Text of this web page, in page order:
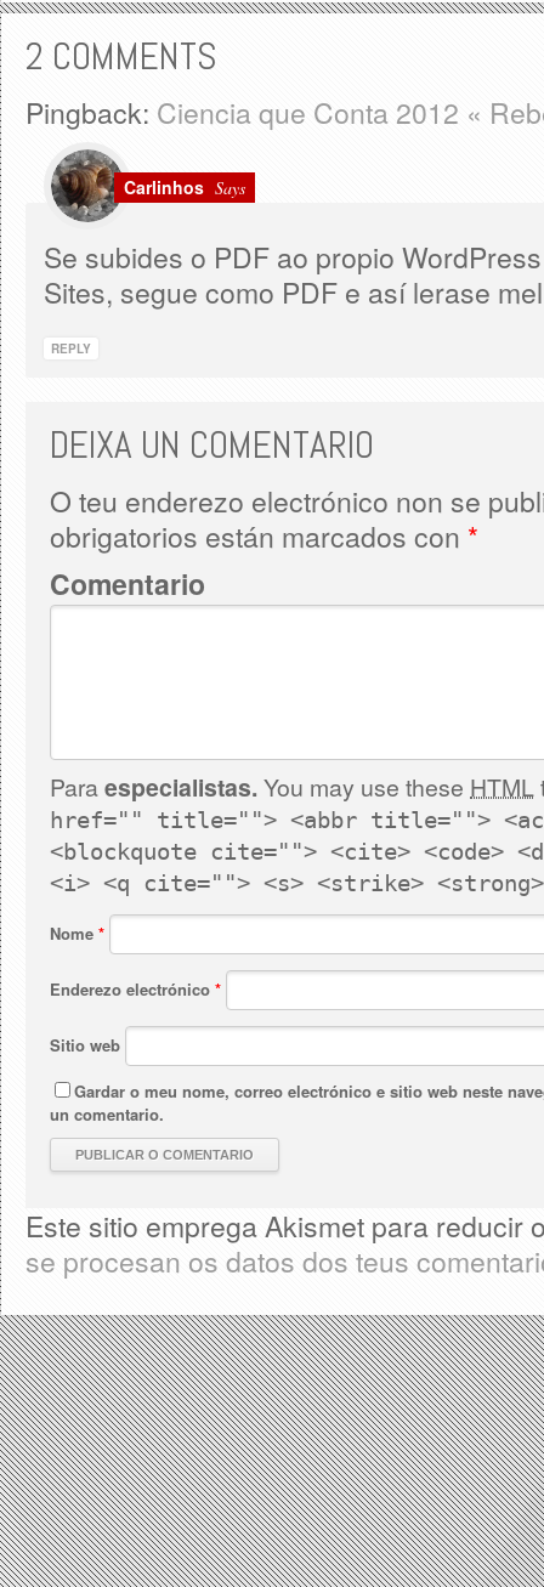
2 COMMENTS
Pingback: Ciencia que Conta 2012 «
Carlinhos Says
Se subides o PDF ao propio
Sites, segue como PDF e así lerase
REPLY
DEIXA UN COMENTARIO
O teu enderezo electrónico non se
obrigatorios están marcados con *
Comentario
Paraespecialistas. You may use these HTML
href="" title=""> <abbr title="">
<blockquote cite=""> <cite> <code>
<i> <q cite=""> <s> <strike> <strong>
Nome *
Enderezo electrónico *
Sitio web
Gardar o meu nome, correo electrónico e sitio web neste
un comentario.
Este sitio emprega Akismet para reducir
se procesan os datos dos teus